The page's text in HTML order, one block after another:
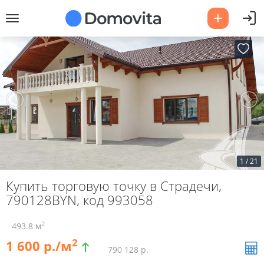
1 /21
Купить торговую точку в Страдечи,
790128BYN, код 993058
493.8 м2
1 600 р./м2
790 128 р.